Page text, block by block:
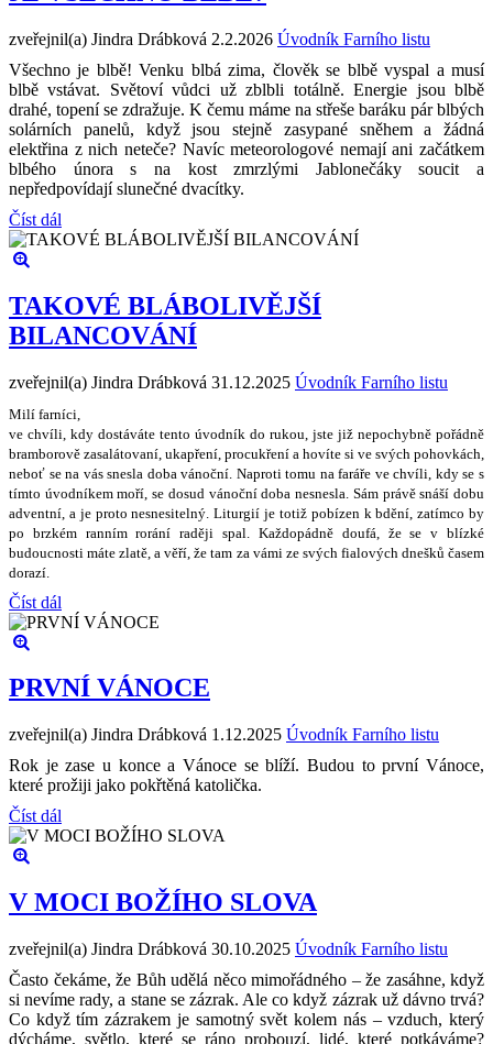
zveřejnil(a) Jindra Drábková 2.2.2026 Úvodník Farního listu
Všechno je blbě! Venku blbá zima, člověk se blbě vyspal a musí
blbě vstávat. Světoví vůdci už zblbli totálně. Energie jsou blbě
drahé, topení se zdražuje. K čemu máme na střeše baráku pár blbých
solárních panelů, když jsou stejně zasypané sněhem a žádná
elektřina z nich neteče? Navíc meteorologové nemají ani začátkem
blbého února s na kost zmrzlými Jablonečáky soucit a
nepředpovídají slunečné dvacítky.
Číst dál
TAKOVÉ BLÁBOLIVĚJŠÍ
BILANCOVÁNÍ
zveřejnil(a) Jindra Drábková 31.12.2025 Úvodník Farního listu
Milí farníci,
ve chvíli, kdy dostáváte tento úvodník do rukou, jste již nepochybně pořádně
bramborově zasalátovaní, ukapření, procukření a hovíte si ve svých pohovkách,
neboť se na vás snesla doba vánoční. Naproti tomu na faráře ve chvíli, kdy se s
tímto úvodníkem moří, se dosud vánoční doba nesnesla. Sám právěsnáší dobu
adventní, a je proto nesnesitelný . Liturgií je totiž pobízen k bdění, zatímco by
po brzkém ranním rorání raději spal. Každopádně doufá, že se v blízké
budoucnosti máte zlatě , a věří,že tam za vámi ze svých fialových dnešků časem
dorazí.
Číst dál
PRVNÍ VÁNOCE
zveřejnil(a) Jindra Drábková 1.12.2025 Úvodník Farního listu
Rok je zase u konce a Vánoce se blíží. Budou to první Vánoce,
které prožiji jako pokřtěná katolička.
Číst dál
V MOCI BOŽÍHO SLOVA
zveřejnil(a) Jindra Drábková 30.10.2025 Úvodník Farního listu
Často čekáme, že Bůh udělá něco mimořádného – že zasáhne, když
si nevíme rady, a stane se zázrak. Ale co když zázrak už dávno trvá?
Co když tím zázrakem je samotný svět kolem nás – vzduch, který
dýcháme, světlo, které se ráno probouzí, lidé, které potkáváme?